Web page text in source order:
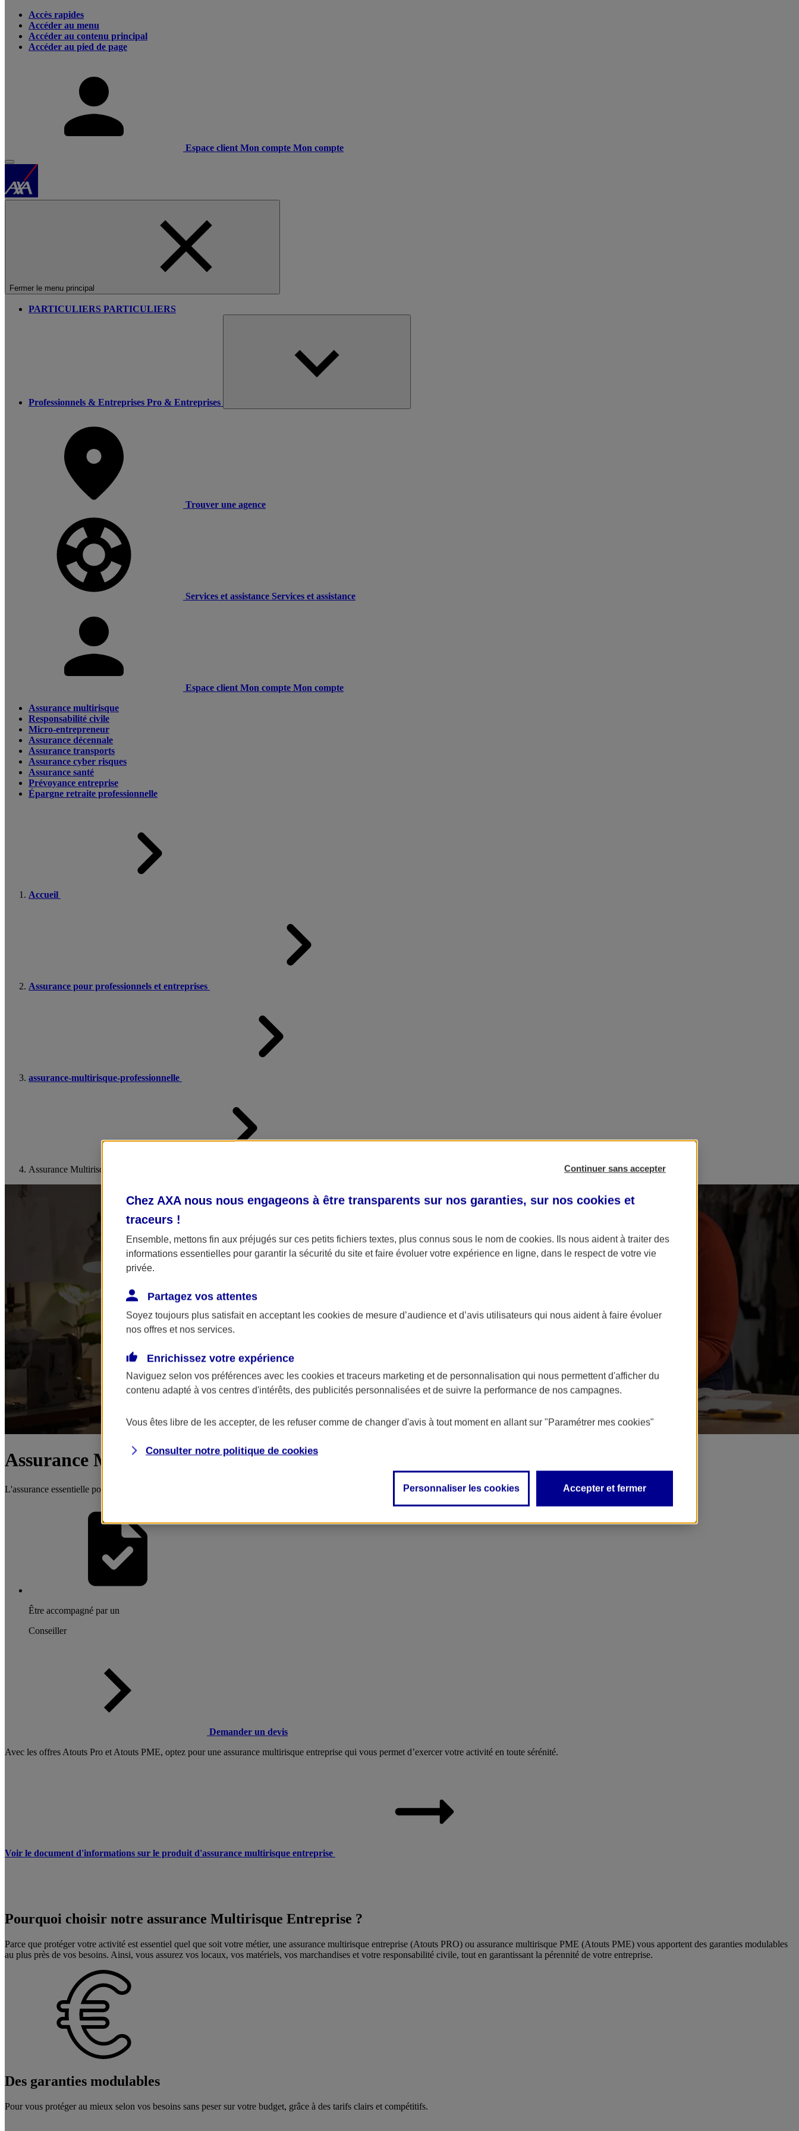
Accès rapides
Accéder au menu
Accéder au contenu principal
Accéder au pied de page
Espace client Mon compte Mon compte
Fermer le menu principal
PARTICULIERS PARTICULIERS
Professionnels & Entreprises Pro & Entreprises
Trouver une agence
Services et assistance Services et assistance
Espace client Mon compte Mon compte
Assurance multirisque
Responsabilité civile
Micro-entrepreneur
Assurance décennale
Assurance transports
Assurance cyber risques
Assurance santé
Prévoyance entreprise
Épargne retraite professionnelle
Accueil
Assurance pour professionnels et entreprises
assurance-multirisque-professionnelle
Assurance Multirisque Entreprise
Assurance Multirisque Entreprise
L'assurance essentielle pour protéger votre activité
Être accompagné par un
Conseiller
Demander un devis
Avec les offres Atouts Pro et Atouts PME, optez pour une assurance multirisque entreprise qui vous permet d’exercer votre activité en toute sérénité.
Voir le document d'informations sur le produit d'assurance multirisque entreprise
Pourquoi choisir notre assurance Multirisque Entreprise ?
Parce que protéger votre activité est essentiel quel que soit votre métier, une assurance multirisque entreprise (Atouts PRO) ou assurance multirisque PME (Atouts PME) vous apportent des garanties modulables
au plus près de vos besoins. Ainsi, vous assurez vos locaux, vos matériels, vos marchandises et votre responsabilité civile, tout en garantissant la pérennité de votre entreprise.
Des garanties modulables
Pour vous protéger au mieux selon vos besoins sans peser sur votre budget, grâce à des tarifs clairs et compétitifs.
Continuer sans accepter
Chez AXA nous nous engageons à être transparents sur nos garanties, sur nos cookies et
traceurs !
Ensemble, mettons fin aux préjugés sur ces petits fichiers textes, plus connus sous le nom de cookies. Ils nous aident à traiter des
informations essentielles pour garantir la sécurité du site et faire évoluer votre expérience en ligne, dans le respect de votre vie
privée.
Partagez vos attentes
Soyez toujours plus satisfait en acceptant les cookies de mesure d’audience et d’avis utilisateurs qui nous aident à faire évoluer
nos offres et nos services.
Enrichissez votre expérience
Naviguez selon vos préférences avec les cookies et traceurs marketing et de personnalisation qui nous permettent d'afficher du
contenu adapté à vos centres d'intérêts, des publicités personnalisées et de suivre la performance de nos campagnes.
Vous êtes libre de les accepter, de les refuser comme de changer d'avis à tout moment en allant sur "Paramétrer mes cookies"
Consulter notre politique de cookies
Personnaliser les cookies Accepter et fermer